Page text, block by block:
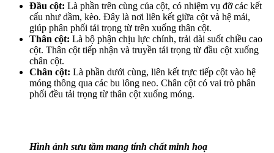
Đầu cột: Là phần trên cùng của cột, có nhiệm vụ đỡ các kết
cấu như dầm, kèo. Đây là nơi liên kết giữa cột và hệ mái,
giúp phân phối tải trọng từ trên xuống thân cột.
Thân cột: Là bộ phận chịu lực chính, trải dài suốt chiều cao
cột. Thân cột tiếp nhận và truyền tải trọng từ đầu cột xuống
chân cột.
Chân cột: Là phần dưới cùng, liên kết trực tiếp cột vào hệ
móng thông qua các bu lông neo. Chân cột có vai trò phân
phối đều tải trọng từ thân cột xuống móng.
Hình ảnh sưu tầm mang tính chất minh hoạ